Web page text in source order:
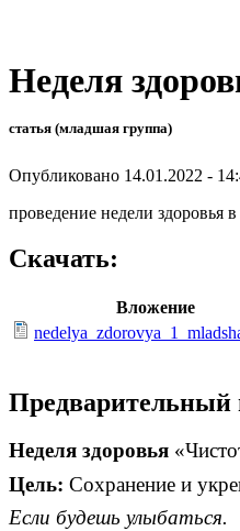
Неделя
статья (младшая группа)
Опубликовано 14.01.2022 -
проведение недели здоровья
Скачать:
Вложение
Предварительный
Неделя здоровья
Цель: Сохранение и
Если будешь улыбаться.